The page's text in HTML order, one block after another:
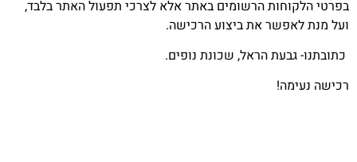
בפרטי הלקוחות הרשומים באתר אלא לצרכי תפעול האתר בלבד,
ועל מנת לאפשר את ביצוע הרכישה.
כתובתנו- גבעת הראל, שכונת נופים.
רכישה נעימה!